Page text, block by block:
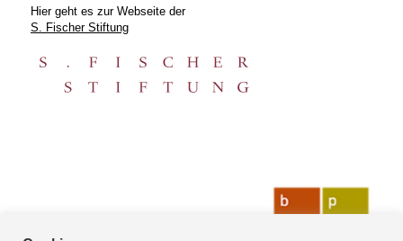
Hier geht es zur Webseite der
S. Fischer Stiftung